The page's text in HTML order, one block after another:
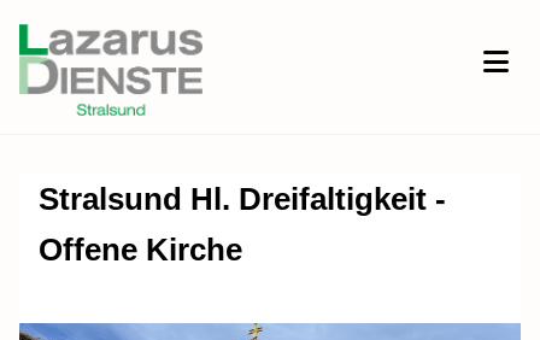
Stralsund Hl. Dreifaltigkeit -
Offene Kirche